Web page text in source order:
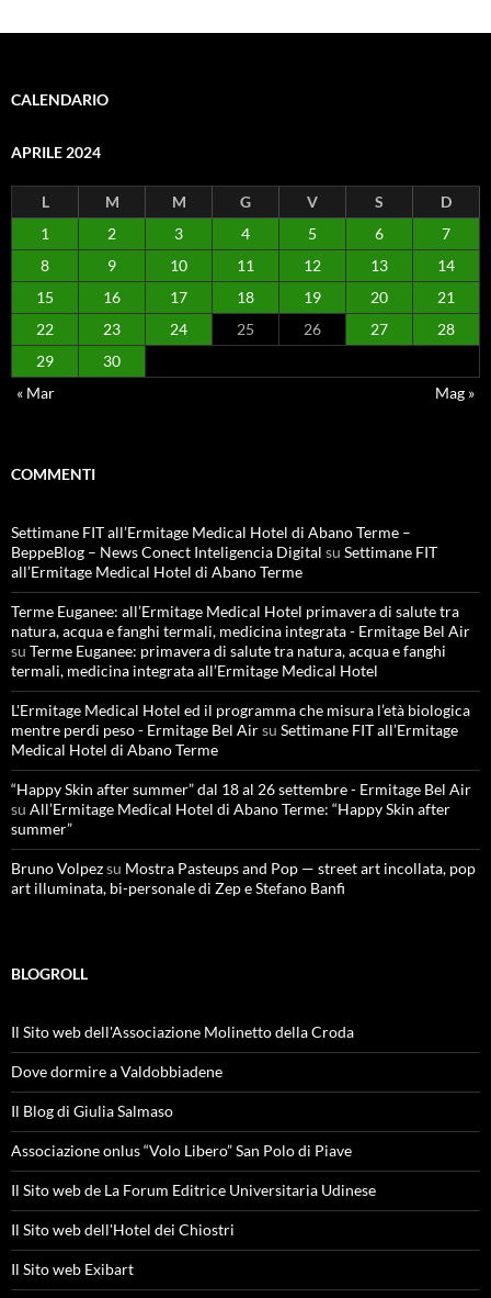
CALENDARIO
APRILE 2024
L M M G V S
D
1
2 3 4 5 6
7
8
9 10 11 12 13
14
15
16 17 18 19 20
21
22
23 24 25 26 27
28
29
30
« Mar
Mag »
COMMENTI
Settimane FIT all’Ermitage Medical Hotel di Abano Terme –
BeppeBlog – News Conect Inteligencia Digital su Settimane FIT
all’Ermitage Medical Hotel di Abano Terme
Terme Euganee: all’Ermitage Medical Hotel primavera di salute tra
natura, acqua e fanghi termali, medicina integrata - Ermitage Bel Air
su Terme Euganee: primavera di salute tra natura, acqua e fanghi
termali, medicina integrata all’Ermitage Medical Hotel
L'Ermitage Medical Hotel ed il programma che misura l’età biologica
mentre perdi peso - Ermitage Bel Airsu Settimane FIT all’Ermitage
Medical Hotel di Abano Terme
“Happy Skin after summer” dal 18 al 26 settembre - Ermitage Bel Air
su All’Ermitage Medical Hotel di Abano Terme: “Happy Skin after
summer”
Bruno Volpezsu Mostra Pasteups and Pop — street art incollata, pop
art illuminata, bi-personale di Zep e Stefano Banfi
BLOGROLL
Il Sito web dell'Associazione Molinetto della Croda
Dove dormire a Valdobbiadene
Il Blog di Giulia Salmaso
Associazione onlus “Volo Libero” San Polo di Piave
Il Sito web de La Forum Editrice Universitaria Udinese
Il Sito web dell'Hotel dei Chiostri
Il Sito web Exibart